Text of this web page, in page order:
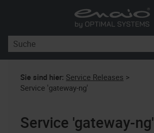
Skip To Main Content
Sie sind hier: Service Releases >
Service 'gateway-ng'
Service 'gateway-ng'